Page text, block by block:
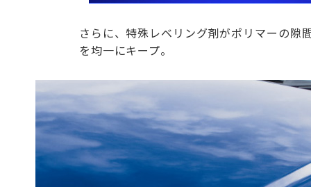
さらに、特殊レベリング剤がポリマーの隙
を均一にキープ。